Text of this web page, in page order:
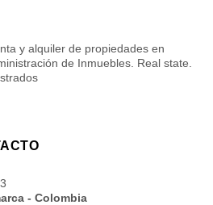
y alquiler de propiedades en
de Inmuebles. Real state.
- Colombia